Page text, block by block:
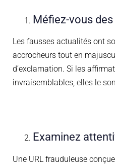
Méfiez-vous des
Les fausses actualités ont
accrocheurs tout en
d’exclamation. Si les
invraisemblables, elles le
Examinez
Une URL frauduleuse